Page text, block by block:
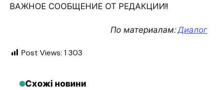
ВАЖНОЕ СООБЩЕНИЕ ОТ РЕДАКЦИИ!!
По материалам:Диалог
Post Views: 1 303
Схожі новини